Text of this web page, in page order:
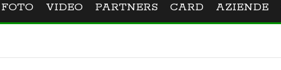
FOTO VIDEO PARTNERS CARD AZIENDE